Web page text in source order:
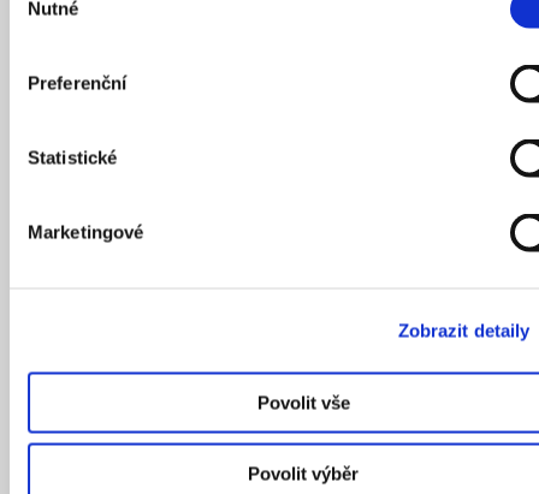
souhlasu
Nutné
Preferenční
Statistické
Marketingové
Zobrazit detaily
Povolit vše
Povolit výběr
Hostavický zámeček je centrem nově upraveného parku.